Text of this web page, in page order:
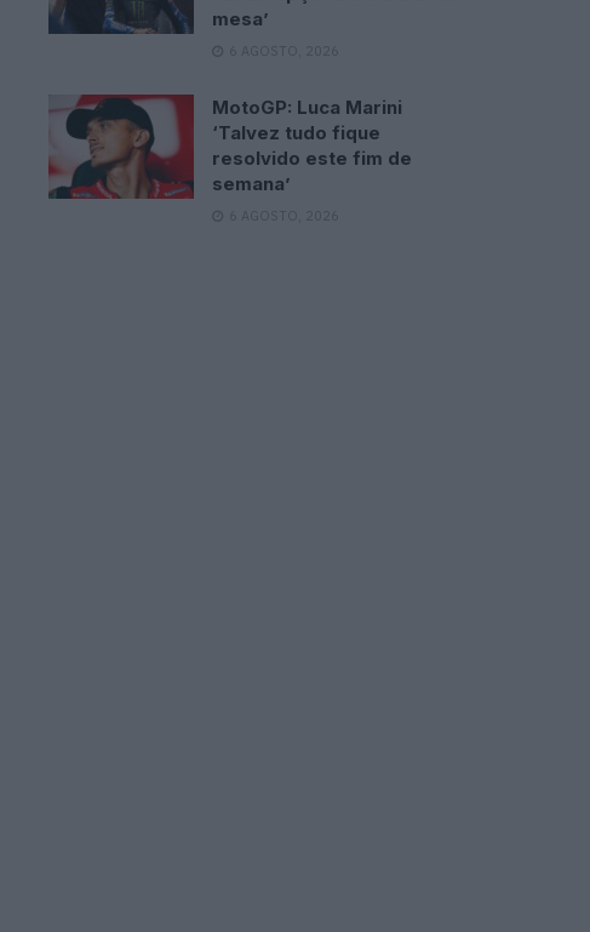
mesa’
6 AGOSTO, 2026
MotoGP: Luca Marini
‘Talvez tudo fique
resolvido este fim de
semana’
6 AGOSTO, 2026